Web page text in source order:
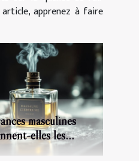
apprenez à faire
masculines
elles les